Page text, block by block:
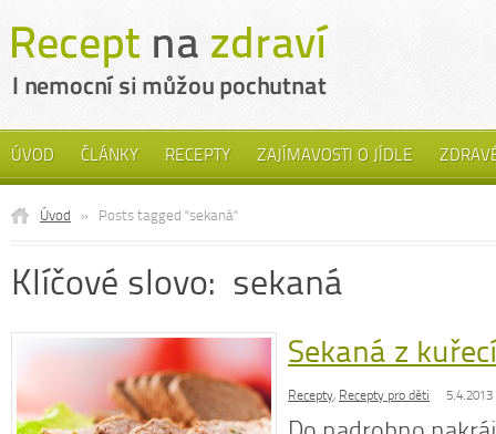
ÚVOD ČLÁNKY RECEPTY ZAJÍMAVOSTI O JÍDLE
Úvod » Posts tagged "sekaná"
Klíčové slovo: sekaná
Sekaná z
Recepty, Recepty pro děti 5.4.2013